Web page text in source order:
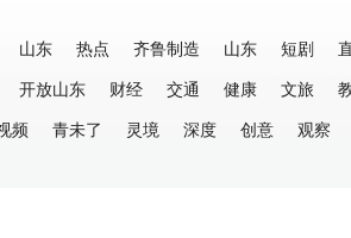
山东 热点 齐鲁制造 山东 短剧
开放山东 财经 交通 健康 文旅
频
青未了 灵境 深度 创意 观察